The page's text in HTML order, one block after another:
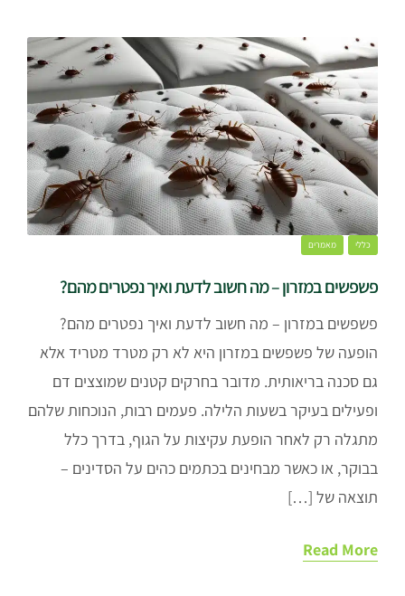
כללי מאמרים
פשפשים במזרון – מה חשוב לדעת ואיך נפטרים מהם?
פשפשים במזרון – מה חשוב לדעת ואיך נפטרים מהם?
הופעה של פשפשים במזרון היא לא רק מטרד מטריד אלא
גם סכנה בריאותית. מדובר בחרקים קטנים שמוצצים דם
ופעילים בעיקר בשעות הלילה. פעמים רבות, הנוכחות שלהם
מתגלה רק לאחר הופעת עקיצות על הגוף, בדרך כלל
בבוקר, או כאשר מבחינים בכתמים כהים על הסדינים –
תוצאה של […]
Read More